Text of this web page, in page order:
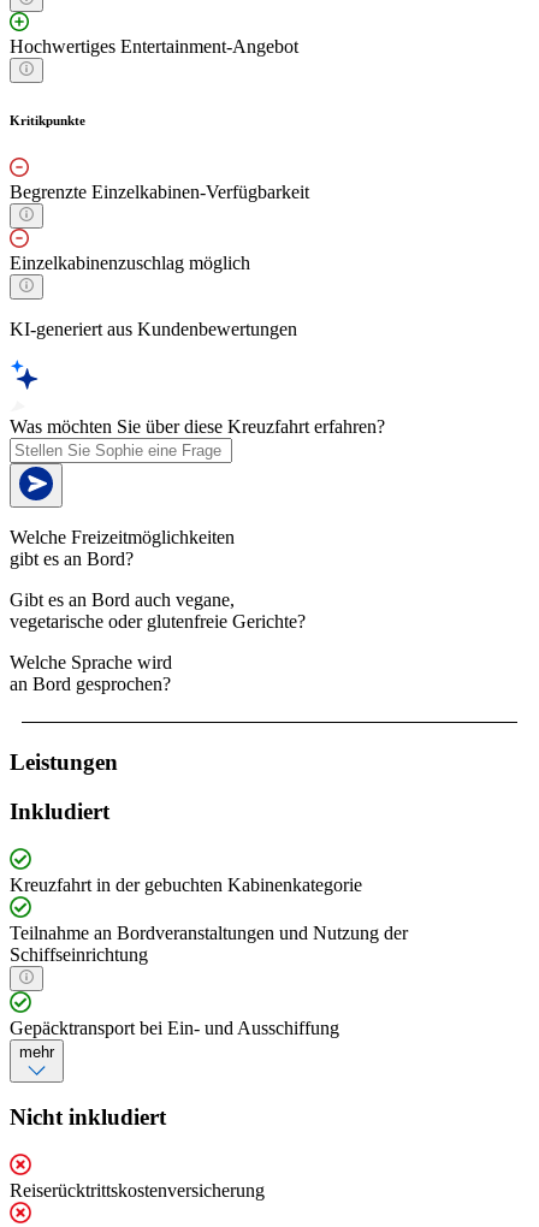
Hochwertiges Entertainment-Angebot
Kritikpunkte
Begrenzte Einzelkabinen-Verfügbarkeit
Einzelkabinenzuschlag möglich
KI-generiert aus Kundenbewertungen
Was möchten Sie über diese Kreuzfahrt erfahren?
Welche Freizeitmöglichkeiten
gibt es an Bord?
Gibt es an Bord auch vegane,
vegetarische oder glutenfreie Gerichte?
Welche Sprache wird
an Bord gesprochen?
Leistungen
Inkludiert
Kreuzfahrt in der gebuchten Kabinenkategorie
Teilnahme an Bordveranstaltungen und Nutzung der
Schiffseinrichtung
Gepäcktransport bei Ein- und Ausschiffung
mehr
Nicht inkludiert
Reiserücktrittskostenversicherung